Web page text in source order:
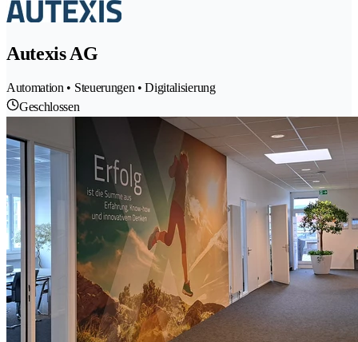
Autexis AG
Automation • Steuerungen • Digitalisierung
Geschlossen